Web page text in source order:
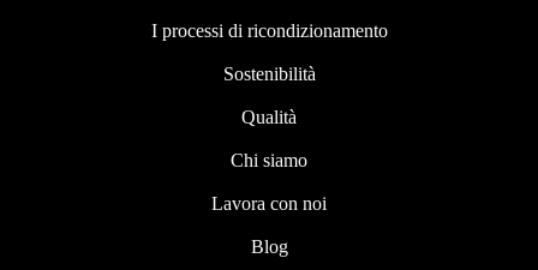
I processi di ricondizionamento
Sostenibilità
Qualità
Chi siamo
Lavora con noi
Blog